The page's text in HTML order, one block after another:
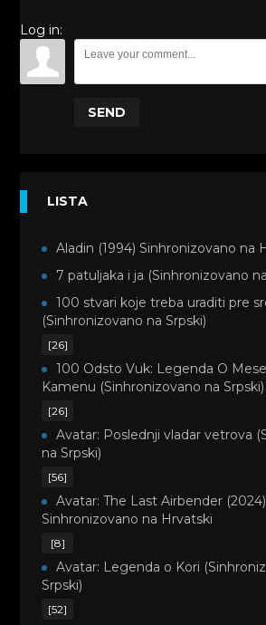
Log in:
SEND
LISTA
Aladin (1994) Sinhronizovano na
7 patuljaka i ja (Sinhronizovano
100 stvari koje treba uraditi pre
(Sinhronizovano na Srpski)
[26]
100 Odsto Vuk: Legenda O
Kamenu (Sinhronizovano na Srpski)
[26]
Avatar: Poslednji vladar vetrova
na Srpski)
[56]
Avatar: The Last Airbender (2024)
Sinhronizovano na Hrvatski
[8]
Avatar: Legenda o Kori
Srpski)
[52]